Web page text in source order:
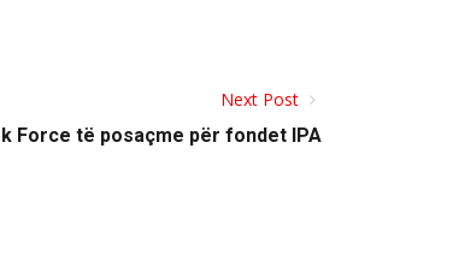
Next Post
Force të posaçme për fondet IPA